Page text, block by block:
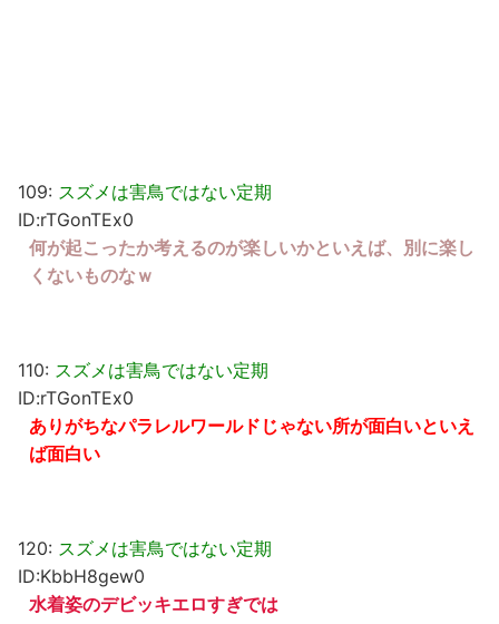
109: スズメは害鳥ではない定期
ID:rTGonTEx0
何が起こったか考えるのが楽しいかといえば、別に楽し
くないものなｗ
110: スズメは害鳥ではない定期
ID:rTGonTEx0
ありがちなパラレルワールドじゃない所が面白いといえ
ば面白い
120: スズメは害鳥ではない定期
ID:KbbH8gew0
水着姿のデビッキエロすぎでは